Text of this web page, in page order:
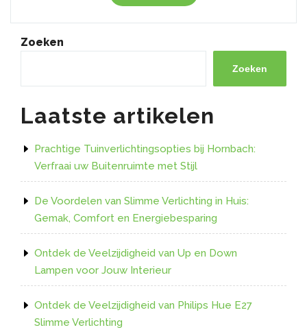
uw
Verlichtingssysteem
de
Hue
Strip
Zoeken
Zoeken
Laatste artikelen
Prachtige Tuinverlichtingsopties bij Hornbach:
Verfraai uw Buitenruimte met Stijl
De Voordelen van Slimme Verlichting in Huis:
Gemak, Comfort en Energiebesparing
Ontdek de Veelzijdigheid van Up en Down
Lampen voor Jouw Interieur
Ontdek de Veelzijdigheid van Philips Hue E27
Slimme Verlichting